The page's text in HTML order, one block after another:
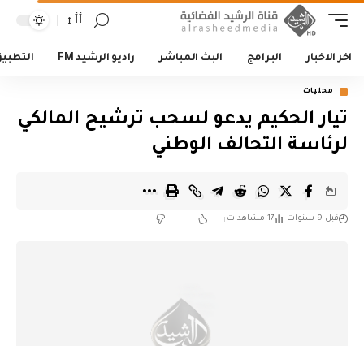
أأ
اخر الاخبار البرامج البث المباشر راديو الرشيد FM
محليات
تيار الحكيم يدعو لسحب ترشيح المالكي
لرئاسة التحالف الوطني
قبل 9 سنوات 17 مشاهدات